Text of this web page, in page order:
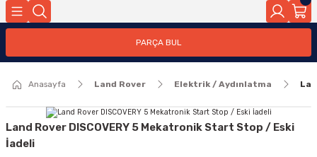
PARÇA BUL
Anasayfa Land Rover Elektrik / Aydınlatma
Land Rover DISCOVERY 5 Mekatronik Start Stop / Eski
İadeli